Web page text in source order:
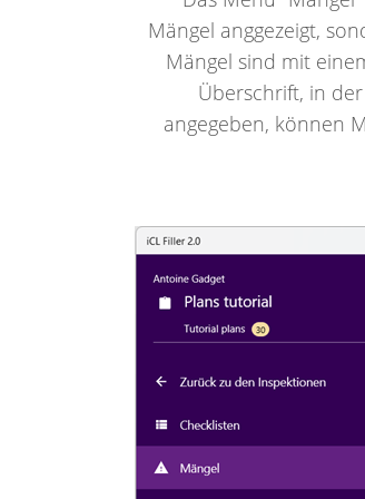
Mängel anggezeigt,
Mängel sind mit
Überschrift, in
angegeben, können